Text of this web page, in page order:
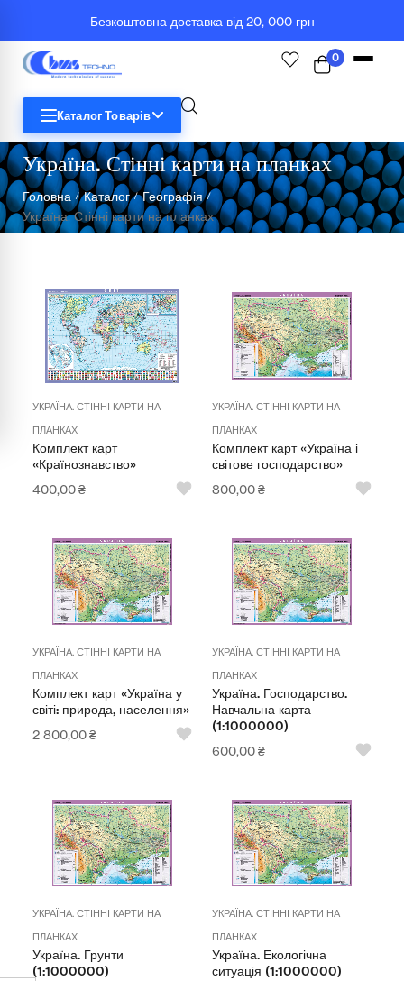
Безкоштовна доставка від 20, 000 грн
0
Каталог Товарів
STEM
Біологія
Комп'ютерна техніка
Меблі
Медичні тренажери та манекени
Мультимедійне обладнання
Телерадіо обладнання
Хімія
Захист України
Всі товари
STEM
Підкатегорії відсутні.
Україна. Стінні карти на планках
Головна / Каталог / Географія /
Україна. Стінні карти на планках
УКРАЇНА. СТІННІ КАРТИ НА
ПЛАНКАХ
Комплект карт
«Країнознавство»
400,00₴
УКРАЇНА. СТІННІ КАРТИ НА
ПЛАНКАХ
Комплект карт «Україна і
світове господарство»
800,00₴
УКРАЇНА. СТІННІ КАРТИ НА
ПЛАНКАХ
Комплект карт «Україна у
світі: природа, населення»
2 800,00₴
УКРАЇНА. СТІННІ КАРТИ НА
ПЛАНКАХ
Україна. Господарство.
Навчальна карта
(1:1000000)
600,00₴
УКРАЇНА. СТІННІ КАРТИ НА
ПЛАНКАХ
Україна. Грунти
(1:1000000)
УКРАЇНА. СТІННІ КАРТИ НА
ПЛАНКАХ
Україна. Екологічна
ситуація (1:1000000)